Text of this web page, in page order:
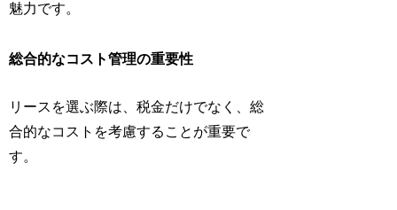
魅力です。
総合的なコスト管理の重要性
リースを選ぶ際は、税金だけでなく、総
合的なコストを考慮することが重要で
す。